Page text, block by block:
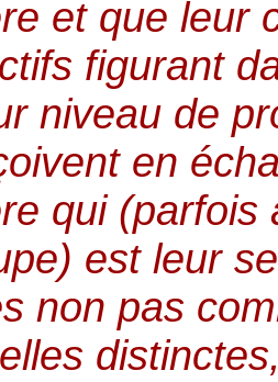
et que leur
figurant
niveau de
en
qui
est leur
non pas